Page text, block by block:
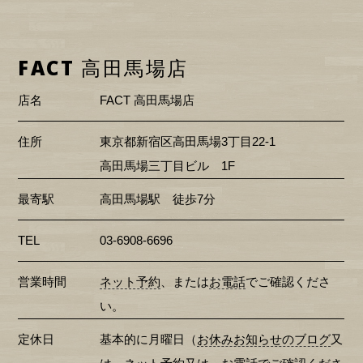
FACT 高田馬場店
店名 FACT 高田馬場店
住所
東京都新宿区高田馬場3丁目22-1
高田馬場三丁目ビル 1F
最寄駅 高田馬場駅 徒歩7分
TEL 03-6908-6696
営業時間 ネット予約 、またはお電話でご確認くださ
い。
定休日 基本的に月曜日（お休みお知らせのブログ又